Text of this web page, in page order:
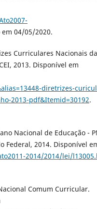
em 04/05/2020.
Curriculares Nacionais da
2013. Disponível em
diretrizes-
2013-pdf&Itemid=30192.
Nacional de Educação -
Federal, 2014. Disponível
2014/2014/lei/
Comum Curricular.